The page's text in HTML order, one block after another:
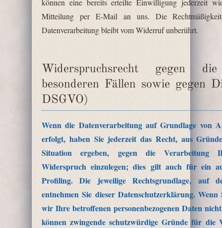
können eine bereits erteilte Einwilligung jederzeit
Mitteilung per E-Mail an uns. Die
Datenverarbeitung bleibt vom Widerruf unberührt.
Widerspruchsrecht gegen
besonderen Fällen sowie gegen
DSGVO)
Wenn die Datenverarbeitung auf Grundlage
erfolgt, haben Sie jederzeit das Recht, aus
Situation ergeben, gegen die Verarbeitung
Widerspruch einzulegen; dies gilt auch für ein
Profiling. Die jeweilige Rechtsgrundlage, auf
entnehmen Sie dieser Datenschutzerklärung.
wir Ihre betroffenen personenbezogenen Daten
können zwingende schutzwürdige Gründe für die